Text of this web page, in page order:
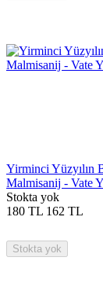
Yirminci Yüzyılın
Malmisanij - Vate
Stokta yok
180 TL 162 TL
Stokta yok